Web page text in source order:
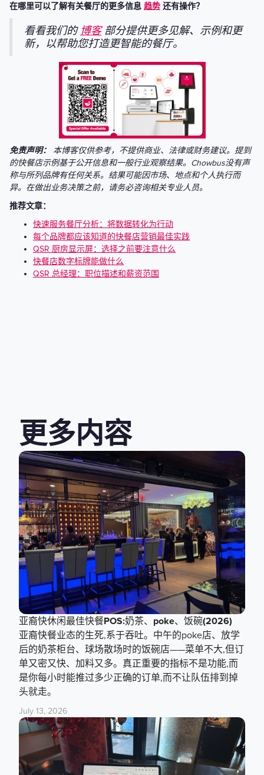
在哪里可以了解有关餐厅的更多信息 趋势 还有操作？
看看我们的 博客部分提供更多见解、示例和更
新，以帮助您打造更智能的餐厅。
免责声明：
本博客仅供参考，不提供商业、法律或财务建议。提到
的快餐店示例基于公开信息和一般行业观察结果。Chowbus没有声
称与所列品牌有任何关系。结果可能因市场、地点和个人执行而
异。在做出业务决策之前，请务必咨询相关专业人员。
推荐文章：
快速服务餐厅分析：将数据转化为行动
每个品牌都应该知道的快餐店营销最佳实践
QSR 厨房显示屏：选择之前要注意什么
快餐店数字标牌能做什么
QSR 总经理：职位描述和薪资范围
更多内容
亚裔快休闲最佳快餐POS:奶茶、poke、饭碗(2026)
亚裔快餐业态的生死,系于吞吐。中午的poke店、放学
后的奶茶柜台、球场散场时的饭碗店——菜单不大,但订
单又密又快、加料又多。真正重要的指标不是功能,而
是你每小时能推过多少正确的订单,而不让队伍排到掉
头就走。
July 13, 2026